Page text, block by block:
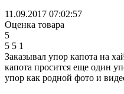
11.09.2017 07:02:57
Оценка товара
5
5 5 1
Заказывал упор капота на
капота просится еще один
упор как родной фото и